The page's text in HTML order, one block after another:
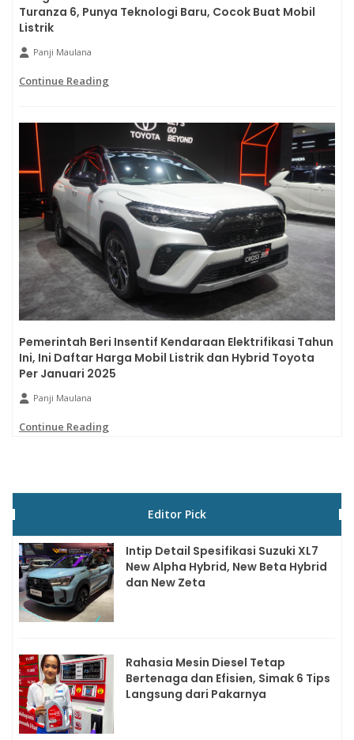
Turanza 6, Punya Teknologi Baru, Cocok Buat Mobil
Listrik
Panji Maulana
Continue Reading
Pemerintah Beri Insentif Kendaraan Elektrifikasi Tahun
Ini, Ini Daftar Harga Mobil Listrik dan Hybrid Toyota
Per Januari 2025
Panji Maulana
Continue Reading
Editor Pick
Intip Detail Spesifikasi Suzuki XL7
New Alpha Hybrid, New Beta Hybrid
dan New Zeta
Rahasia Mesin Diesel Tetap
Bertenaga dan Efisien, Simak 6 Tips
Langsung dari Pakarnya